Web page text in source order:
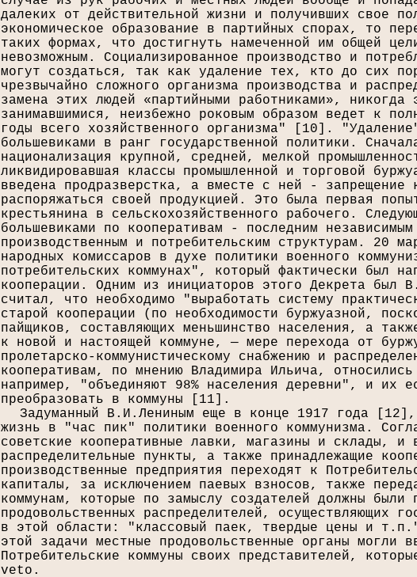
далеких от действительной жизни и получивших свое
экономическое образование в партийных спорах, то
таких формах, что достигнуть намеченной им общей
невозможным. Социализированное производство и
могут создаться, так как удаление тех, кто до сих
чрезвычайно сложного организма производства и
замена этих людей «партийными работниками», никогда
занимавшимися, неизбежно роковым образом ведет к
годы всего хозяйственного организма" [ 10 ].
большевиками в ранг государственной политики.
национализация крупной, средней, мелкой
ликвидировавшая классы промышленной и торговой
введена продразверстка, а вместе с ней - запрещение
распоряжаться своей продукцией. Это была первая
крестьянина в сельскохозяйственного рабочего.
большевиками по кооперативам - последним
производственным и потребительским структурам. 20
народных комиссаров в духе политики военного
потребительских коммунах", который фактически был
кооперации. Одним из инициаторов этого Декрета был
считал, что необходимо "выработать систему
старой кооперации (по необходимости буржуазной,
пайщиков, составляющих меньшинство населения, а
к новой и настоящей коммуне, — мере перехода от
пролетарско-коммунистическому снабжению и
кооперативам, по мнению Владимира Ильича,
например, "объединяют 98% населения деревни", и их
преобразовать в коммуны [ 11 ].
Задуманный В.И.Лениным еще в конце 1917 года [ 12
жизнь в "час пик" политики военного коммунизма.
советские кооперативные лавки, магазины и склады, и
распределительные пункты, а также принадлежащие
производственные предприятия переходят к
капиталы, за исключением паевых взносов, также
коммунам, которые по замыслу создателей должны были
продовольственных распределителей, осуществляющих
в этой области: "классовый паек, твердые цены и
этой задачи местные продовольственные органы могли
Потребительские коммуны своих представителей,
veto.